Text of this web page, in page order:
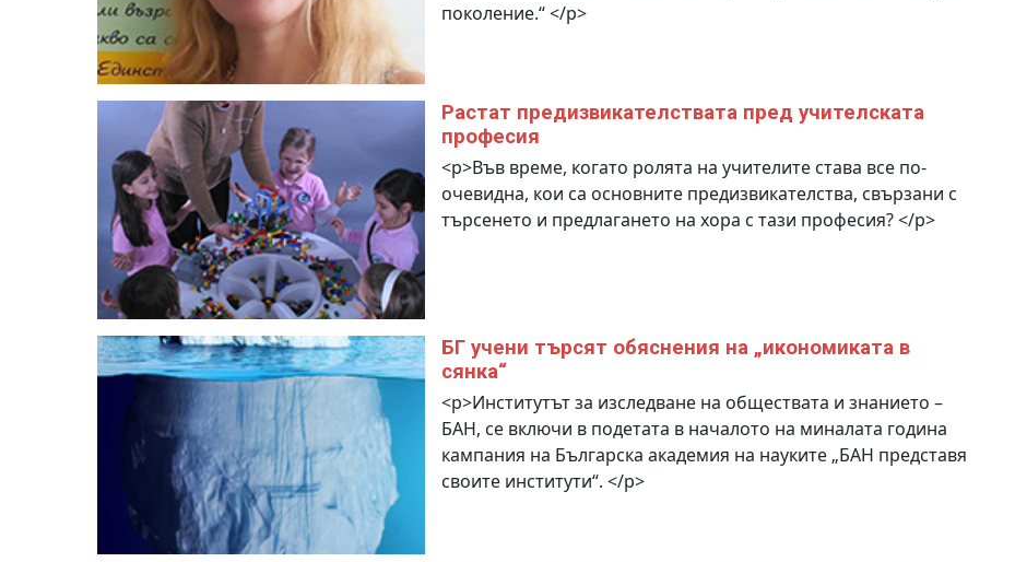
поколение.“ </p>
Растат предизвикателствата пред учителската
професия
<p>Във време, когато ролята на учителите става все по-
очевидна, кои са основните предизвикателства, свързани с
търсенето и предлагането на хора с тази професия? </p>
БГ учени търсят обяснения на „икономиката в
сянка“
<p>Институтът за изследване на обществата и знанието –
БАН, се включи в подетата в началото на миналата година
кампания на Българска академия на науките „БАН представя
своите институти“. </p>